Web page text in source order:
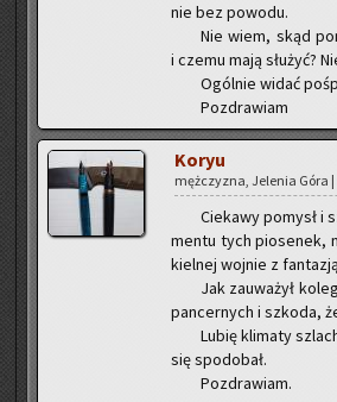
nie bez po­wo­du.
Nie wiem, skąd
i czemu mają słu­żyć?
Ogól­nie widać
Po­zdra­wiam
Koryu
męż­czy­zna, Je­le­nia Góra |
Cie­ka­wy po­mysł i
men­tu tych pio­se­nek,
kiel­nej woj­nie z
Jak za­uwa­żył
pan­cer­nych i szko­da,
Lubię kli­ma­ty
się spodo­bał.
Po­zdra­wiam.